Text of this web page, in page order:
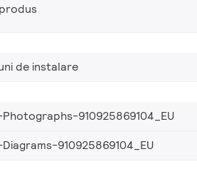
de instalare
910925869104_EU
910925869104_EU